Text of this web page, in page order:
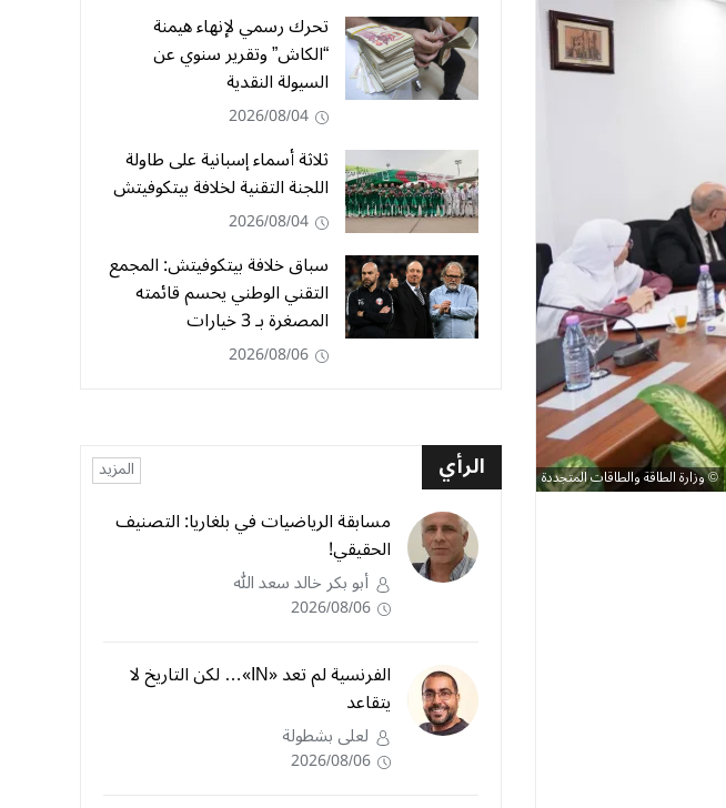
وزارة الطاقة والطاقات المتجددة
تحرك رسمي لإنهاء هيمنة
“الكاش” وتقرير سنوي عن
السيولة النقدية
2026/08/04
ثلاثة أسماء إسبانية على طاولة
اللجنة التقنية لخلافة بيتكوفيتش
2026/08/04
سباق خلافة بيتكوفيتش: المجمع
التقني الوطني يحسم قائمته
المصغرة بـ 3 خيارات
2026/08/06
الرأي المزيد
مسابقة الرياضيات في بلغاريا: التصنيف
الحقيقي!
أبو بكر خالد سعد الله
2026/08/06
الفرنسية لم تعد «IN»… لكن التاريخ لا
يتقاعد
لعلى بشطولة
2026/08/06